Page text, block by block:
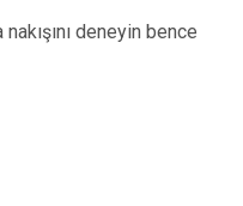
deneyin bence